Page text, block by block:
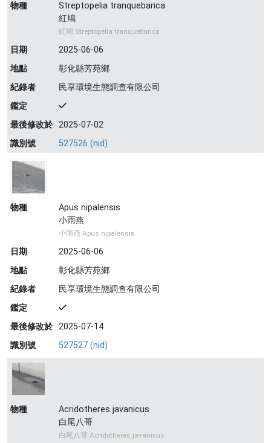
物種
Streptopelia tranquebarica
紅鳩
紅鳩 Streptopelia tranquebarica
日期
2025-06-06
地點
彰化縣芳苑鄉
紀錄者
民享環境生態調查有限公司
鑑定
最後修改於 2025-07-02
識別號
527526 (nid)
物種
Apus nipalensis
小雨燕
小雨燕 Apus nipalensis
日期
2025-06-06
地點
彰化縣芳苑鄉
紀錄者
民享環境生態調查有限公司
鑑定
最後修改於 2025-07-14
識別號
527527 (nid)
物種
Acridotheres javanicus
白尾八哥
白尾八哥 Acridotheres javanicus